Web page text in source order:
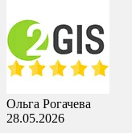
Ольга Рогачева
28.05.2026